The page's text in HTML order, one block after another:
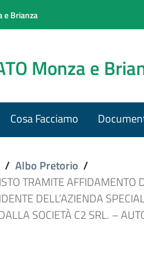
e Brianza
Monza e
Cosa Facciamo
/ Albo Pretorio /
TRAMITE AFFIDAMENTO
DELL’AZIENDA
SOCIETÀ C2 SRL. –